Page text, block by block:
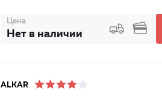
Цена
Нет в наличии
ALKAR